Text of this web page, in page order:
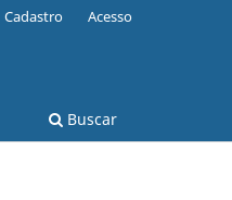
Buscar
Cadastro Acesso